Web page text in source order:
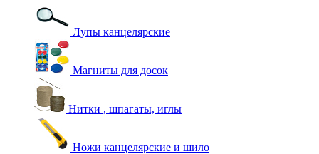
Лупы канцелярские
Магниты для досок
Нитки , шпагаты, иглы
Ножи канцелярские и шило